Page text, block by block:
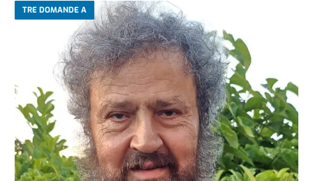
TRE DOMANDE A